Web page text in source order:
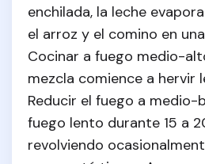
enchilada, la leche
el arroz y el comino en
Cocinar a fuego medio-
mezcla comience a hervir
Reducir el fuego a medio-
fuego lento durante 15 a
revolviendo